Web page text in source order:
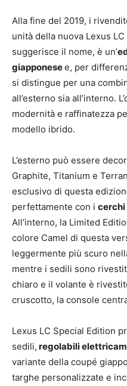
Alla fine del 2019, i
unità della nuova Lexus
suggerisce il nome, è un’
giapponesee, per
si distingue per una
all’esterno sia all’interno.
modernità e raffinatezza
modello ibrido.
L’esterno può essere
Graphite, Titanium e
esclusivo di questa
perfettamente con i cerchi
All’interno, la Limited
colore Camel di questa
leggermente più scuro
mentre i sedili sono
chiaro e il volante è
cruscotto, la console
Lexus LC Special Edition
sedili, regolabili
variante della coupé
targhe personalizzate e